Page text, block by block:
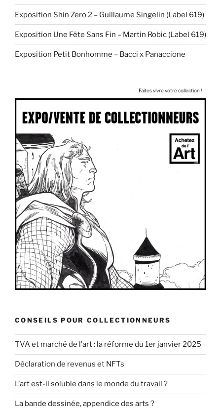
Exposition Shin Zero 2 – Guillaume Singelin (Label 619)
Exposition Une Fête Sans Fin – Martin Robic (Label 619)
Exposition Petit Bonhomme – Bacci x Panaccione
Faites vivre votre collection !
CONSEILS POUR COLLECTIONNEURS
TVA et marché de l’art : la réforme du 1er janvier 2025
Déclaration de revenus et NFTs
L’art est-il soluble dans le monde du travail ?
La bande dessinée, appendice des arts ?